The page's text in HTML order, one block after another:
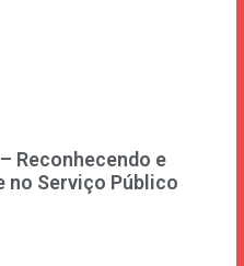
Reconhecendo e
no Serviço Público